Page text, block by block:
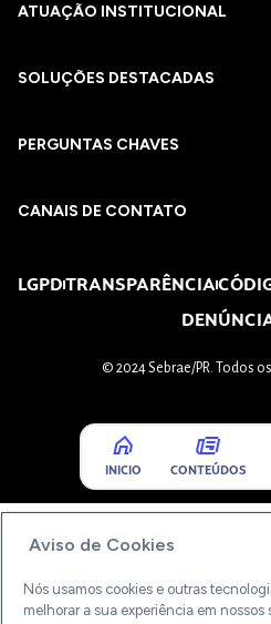
ATUAÇÃO INSTITUCIONAL
SOLUÇÕES DESTACADAS
PERGUNTAS CHAVES​
CANAIS DE CONTATO
LGPDTRANSPARÊNCIA
© 2024 Sebrae/PR. Todos
INICIO CONTEÚDOS
Aviso de Cookies
Nós usamos cookies e outras
melhorar a sua experiência em nossos